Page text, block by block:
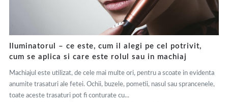
Iluminatorul – ce este, cum il alegi pe cel potrivit,
cum se aplica si care este rolul sau in machiaj
Machiajul este utilizat, de cele mai multe ori, pentru a scoate in evidenta
anumite trasaturi ale fetei. Ochii, buzele, pometii, nasul sau sprancenele,
toate aceste trasaturi pot fi conturate cu...